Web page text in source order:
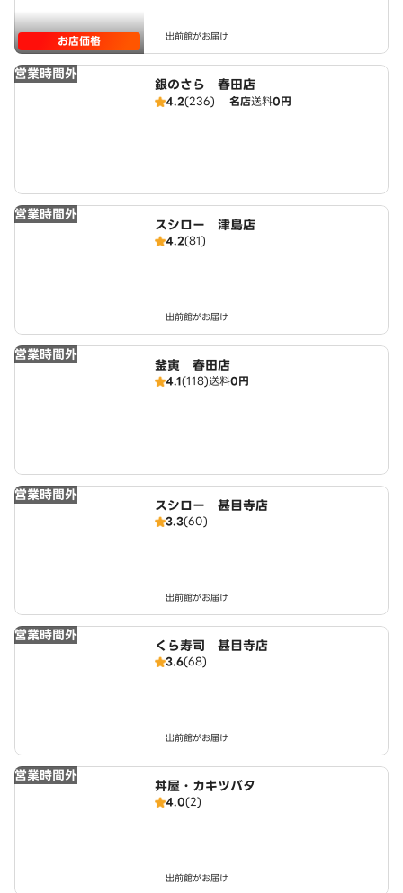
お店価格 出前館がお届け
営業時間外
銀のさら 春田店
4.2(236) 名店送料0円
営業時間外
スシロー 津島店
4.2(81)
出前館がお届け
営業時間外
釜寅 春田店
4.1(118)送料0円
営業時間外
スシロー 甚目寺店
3.3(60)
出前館がお届け
営業時間外
くら寿司 甚目寺店
3.6(68)
出前館がお届け
営業時間外
丼屋・カキツバタ
4.0(2)
出前館がお届け